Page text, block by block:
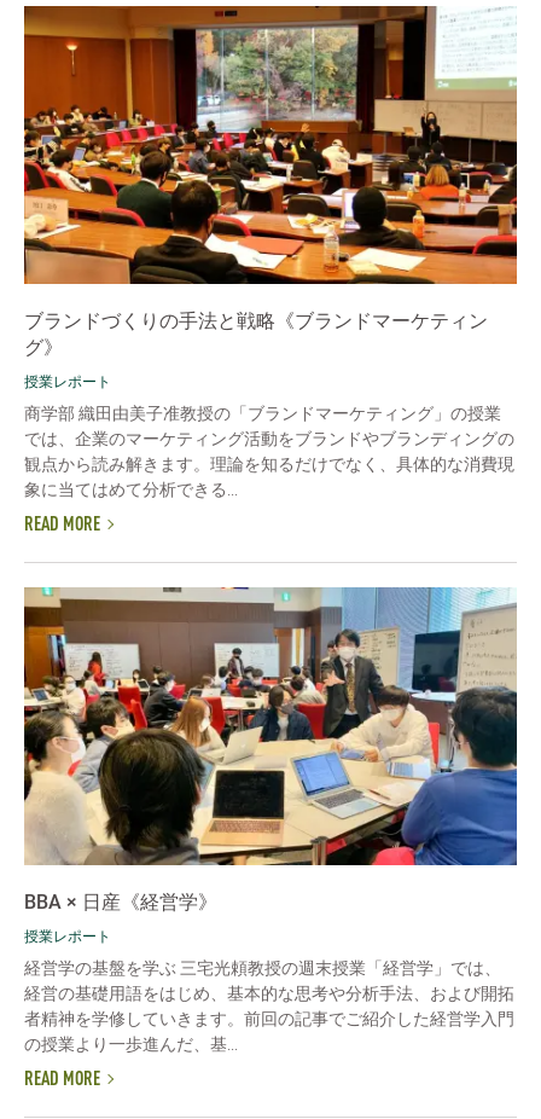
ブランドづくりの手法と戦略《ブランドマーケティン
グ》
授業レポート
商学部 織田由美子准教授の「ブランドマーケティング」の授業
では、企業のマーケティング活動をブランドやブランディングの
観点から読み解きます。理論を知るだけでなく、具体的な消費現
象に当てはめて分析できる...
READ MORE
BBA × 日産《経営学》
授業レポート
経営学の基盤を学ぶ 三宅光頼教授の週末授業「経営学」では、
経営の基礎用語をはじめ、基本的な思考や分析手法、および開拓
者精神を学修していきます。前回の記事でご紹介した経営学入門
の授業より一歩進んだ、基...
READ MORE